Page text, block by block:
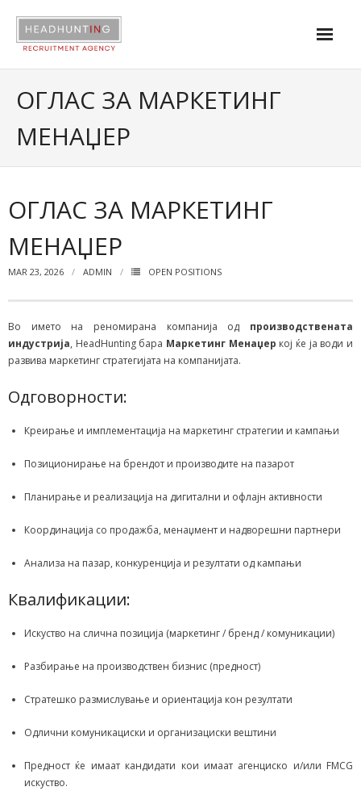
Open positions
ОГЛАС ЗА МАРКЕТИНГ
МЕНАЏЕР
ОГЛАС ЗА МАРКЕТИНГ
МЕНАЏЕР
MAR 23, 2026 ADMIN OPEN POSITIONS
Во името на реномирана компанија од производствената
индустрија, HeadHunting бара Маркетинг Менаџер кој ќе ја води и
развива маркетинг стратегијата на компанијата.
Одговорности:
Креирање и имплементација на маркетинг стратегии и кампањи
Позиционирање на брендот и производите на пазарот
Планирање и реализација на дигитални и офлајн активности
Координација со продажба, менаџмент и надворешни партнери
Анализа на пазар, конкуренција и резултати од кампањи
Квалификации:
Искуство на слична позиција (маркетинг / бренд / комуникации)
Разбирање на производствен бизнис (предност)
Стратешко размислување и ориентација кон резултати
Одлични комуникациски и организациски вештини
Предност ќе имаат кандидати кои имаат агенциско и/или FMCG
искуство.